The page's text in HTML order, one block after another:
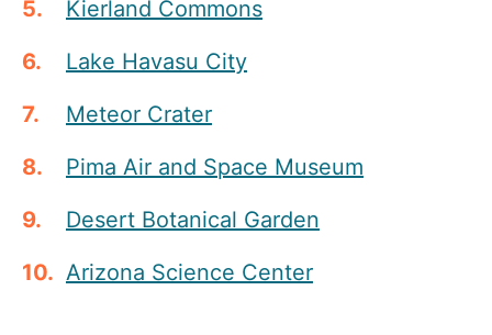
Kierland Commons
Lake Havasu City
Meteor Crater
Pima Air and Space Museum
Desert Botanical Garden
Arizona Science Center